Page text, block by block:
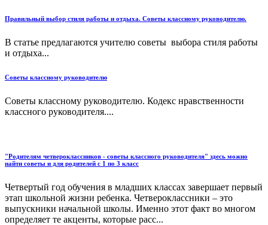
Правильный выбор стиля работы и отдыха. Советы классному руководителю.
В статье предлагаются учителю советы выбора стиля работы
и отдыха...
Советы классному руководителю
Советы классному руководителю. Кодекс нравственности
классного руководителя....
"Родителям четвероклассников - советы классного руководителя" здесь можно
найти советы и для родителей с 1 по 3 класс
Четвертый год обучения в младших классах завершает первый
этап школьной жизни ребенка. Четвероклассники – это
выпускники начальной школы. Именно этот факт во многом
определяет те акценты, которые расс...